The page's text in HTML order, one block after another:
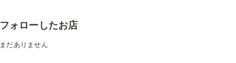
フォローしたお店
まだありません